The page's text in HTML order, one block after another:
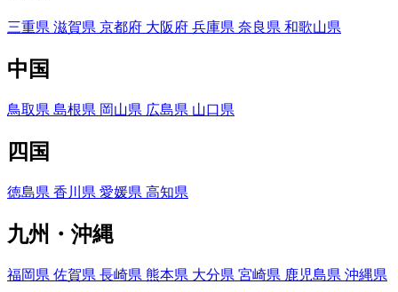
三重県 滋賀県 京都府 大阪府 兵庫県 奈良県 和歌山県
中国
鳥取県 島根県 岡山県 広島県 山口県
四国
徳島県 香川県 愛媛県 高知県
九州・沖縄
福岡県 佐賀県 長崎県 熊本県 大分県 宮崎県 鹿児島県 沖縄県